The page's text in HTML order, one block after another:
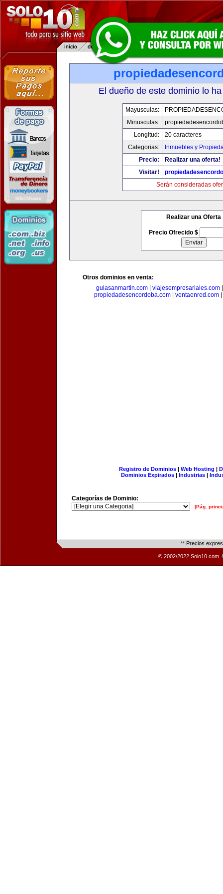
El dueño de este dominio lo
Mayusculas:
Minusculas:
Longitud:
20 caracteres
Categorias:
Inmuebles y
Precio:
Realizar una oferta!
Visitar!
Serán consideradas
Realizar una Oferta
Precio Ofrecido $
Otros dominios en venta:
guiasanmartin.com| viajesempresariales.com
propiedadesencordoba.com
ventaenred.com
Registro de Dominios| Web Hosting |
Dominios Expirados | Industrias |
Categorías de Dominio:
[Pág.
** Precios
© 2002/2022 Solo10.com